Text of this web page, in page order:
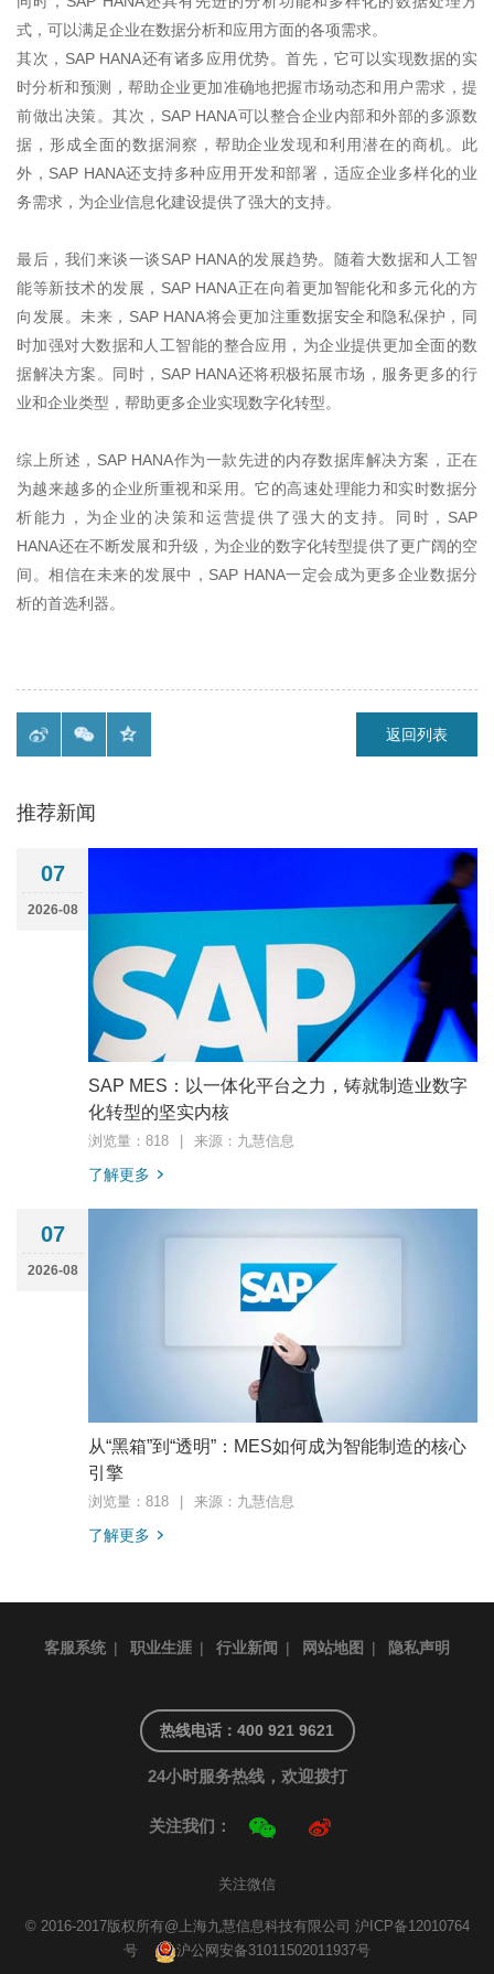
式，可以满足企业在数据分析和应用方面的各项需求。
其次， SAP HANA还有诸多应用优势。首先，它可以实现数据的实
时分析和预测，帮助企业更加准确地把握市场动态和用户需求，提
前做出决策。其次， SAP HANA可以整合企业内部和外部的多源数
据，形成全面的数据洞察，帮助企业发现和利用潜在的商机。此
外， SAP HANA还支持多种应用开发和部署，适应企业多样化的业
务需求，为企业信息化建设提供了强大的支持。
最后，我们来谈一谈SAP HANA的发展趋势。随着大数据和人工智
能等新技术的发展， SAP HANA正在向着更加智能化和多元化的方
向发展。未来， SAP HANA将会更加注重数据安全和隐私保护，同
时加强对大数据和人工智能的整合应用，为企业提供更加全面的数
据解决方案。同时， SAP HANA还将积极拓展市场，服务更多的行
业和企业类型，帮助更多企业实现数字化转型。
综上所述， SAP HANA作为一款先进的内存数据库解决方案，正在
为越来越多的企业所重视和采用。它的高速处理能力和实时数据分
析能力，为企业的决策和运营提供了强大的支持。同时， SAP
HANA还在不断发展和升级，为企业的数字化转型提供了更广阔的空
间。相信在未来的发展中， SAP HANA一定会成为更多企业数据分
析的首选利器。
返回列表
推荐新闻
07
2026-08
SAP MES：以一体化平台之力，铸就制造业数字
化转型的坚实内核
浏览量：818 来源：九慧信息
了解更多
07
2026-08
从“黑箱”到“透明”：MES如何成为智能制造的核心
引擎
浏览量：818 来源：九慧信息
了解更多
客服系统 | 职业生涯 | 行业新闻 | 网站地图 | 隐私声明
热线电话：400 921 9621
24小时服务热线，欢迎拨打
关注我们：
关注微信
© 2016-2017版权所有@上海九慧信息科技有限公司 沪ICP备12010764
号
沪公网安备31011502011937号